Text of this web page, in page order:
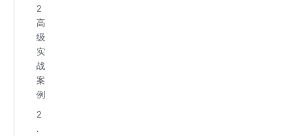
2
高
级
实
战
案
例
2
.